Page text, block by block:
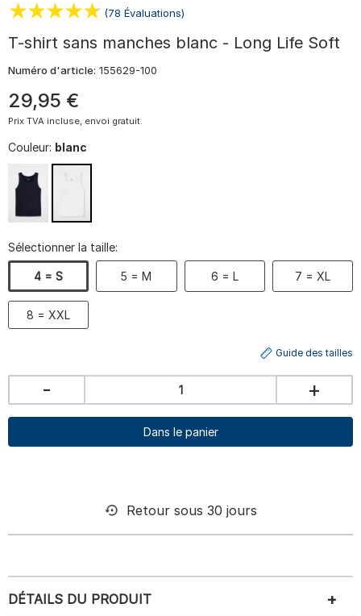
(78 Évaluations)
T-shirt sans manches blanc - Long Life Soft
Numéro d'article: 155629-100
29,95 €
Prix TVA incluse, envoi gratuit.
Couleur: blanc
Sélectionner la taille:
4 = S 5 = M 6 = L 7 = XL
8 = XXL
Guide des tailles
- +
Dans le panier
Retour sous 30 jours
DÉTAILS DU PRODUIT